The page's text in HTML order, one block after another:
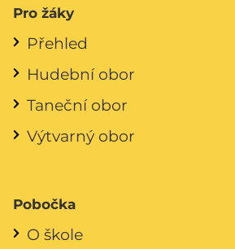
Pro žáky
Přehled
Hudební obor
Taneční obor
Výtvarný obor
Pobočka
O škole